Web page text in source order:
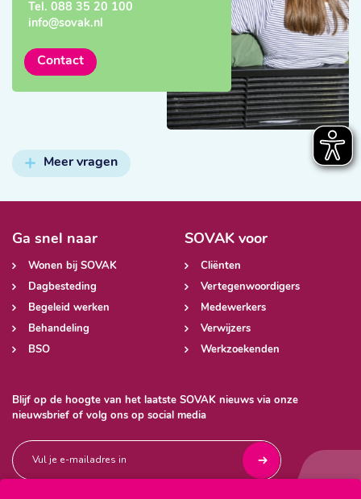
Tel. 088 35 20 100
info@sovak.nl
Contact
Meer vragen
Blijf op de hoogte van het laatste SOVAK nieuws via onze
nieuwsbrief of volg ons op social media
Ga snel naar
Wonen bij SOVAK
Dagbesteding
Begeleid werken
Behandeling
BSO
SOVAK voor
Cliënten
Vertegenwoordigers
Medewerkers
Verwijzers
Werkzoekenden